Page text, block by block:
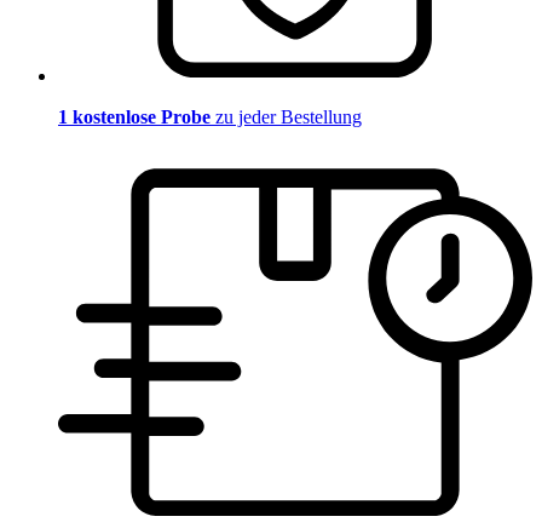
1 kostenlose Probe zu jeder Bestellung